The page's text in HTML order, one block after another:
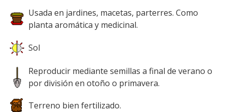
Usada en jardines, macetas, parterres. Como
planta aromática y medicinal.
Sol
Reproducir mediante semillas a final de verano o
por división en otoño o primavera.
Terreno bien fertilizado.